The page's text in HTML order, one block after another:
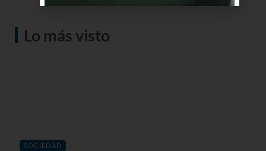
Lo más visto
SOCIEDAD